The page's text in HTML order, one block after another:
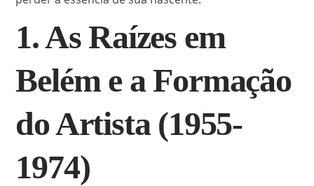
1. As Raízes em
Belém e a Formação
do Artista (1955-
1974)